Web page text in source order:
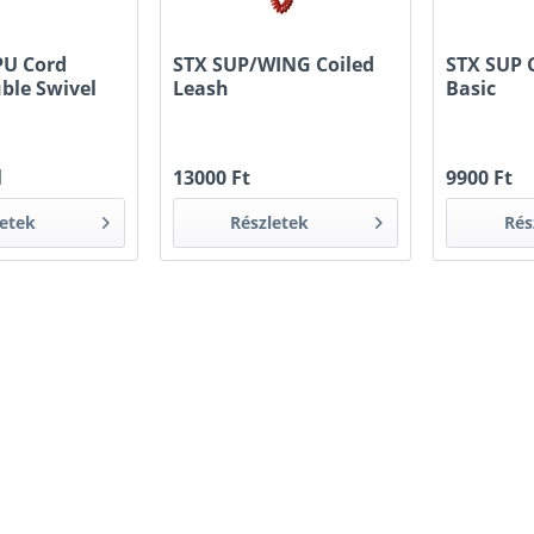
Cord
Swivel
STX SUP/WING Coiled
Leash
13000 Ft
Részletek
STX
Basic
9900 Ft